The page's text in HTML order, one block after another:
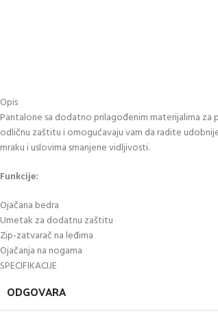
Opis
Pantalone sa dodatno prilagođenim materijalima
odličnu zaštitu i omogućavaju vam da radite
mraku i uslovima smanjene vidljivosti.
Funkcije:
Ojačana bedra
Umetak za dodatnu zaštitu
Zip-zatvarač na leđima
Ojačanja na nogama
SPECIFIKACIJE
ODGOVARA